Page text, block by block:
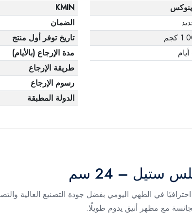
كجم
KMIN
الضمان
تاريخ توفر أول منتج
مدة الإرجاع (بالأيام)
طريقة الإرجاع
رسوم الإرجاع
الدولة المطبقة
– 24 سم
24 سم توفر لك أداءً احترافيًا في الطهي اليومي بفضل جودة التصنيع